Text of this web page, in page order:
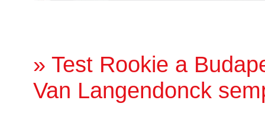
» Test Rookie a
Van Langendonck